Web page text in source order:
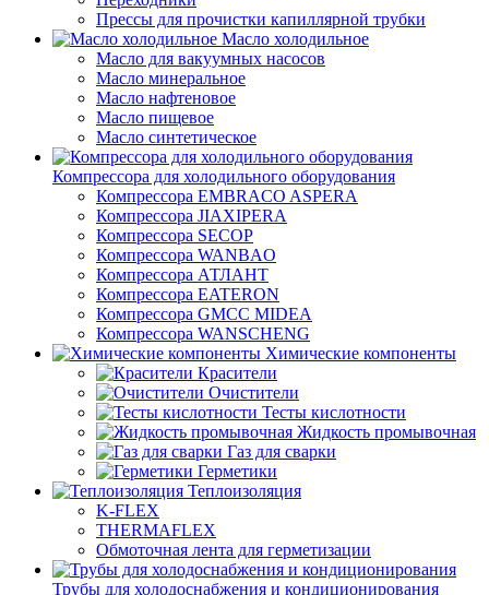
Прессы для прочистки капиллярной трубки
Масло холодильное
Масло для вакуумных насосов
Масло минеральное
Масло нафтеновое
Масло пищевое
Масло синтетическое
Компрессора для холодильного оборудования
Компрессора EMBRACO ASPERA
Компрессора JIAXIPERA
Компрессора SECOP
Компрессора WANBAO
Компрессора АТЛАНТ
Компрессора EATERON
Компрессора GMCC MIDEA
Компрессора WANSCHENG
Химические компоненты
Красители
Очистители
Тесты кислотности
Жидкость промывочная
Газ для сварки
Герметики
Теплоизоляция
K-FLEX
THERMAFLEX
Обмоточная лента для герметизации
Трубы для холодоснабжения и кондиционирования